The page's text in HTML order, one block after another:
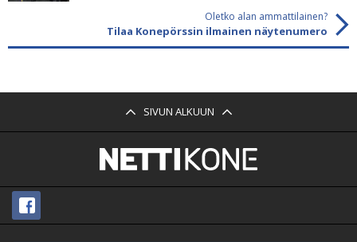
Oletko alan ammattilainen?
Tilaa Konepörssin ilmainen näytenumero
SIVUN ALKUUN